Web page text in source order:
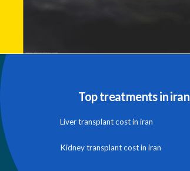
Top treatments in iran
Liver transplant cost in iran
Kidney transplant cost in iran